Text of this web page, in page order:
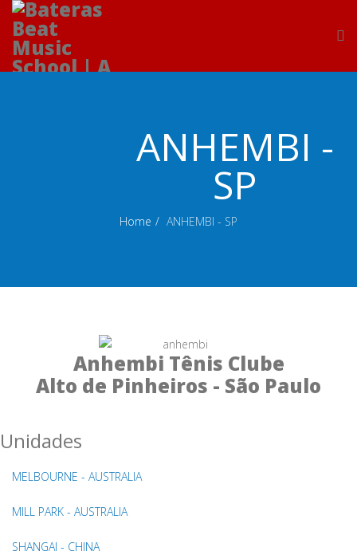
ANHEMBI -
SP
Home ANHEMBI - SP
Anhembi Tênis Clube
Alto de Pinheiros - São Paulo
Unidades
MELBOURNE - AUSTRALIA
MILL PARK - AUSTRALIA
SHANGAI - CHINA